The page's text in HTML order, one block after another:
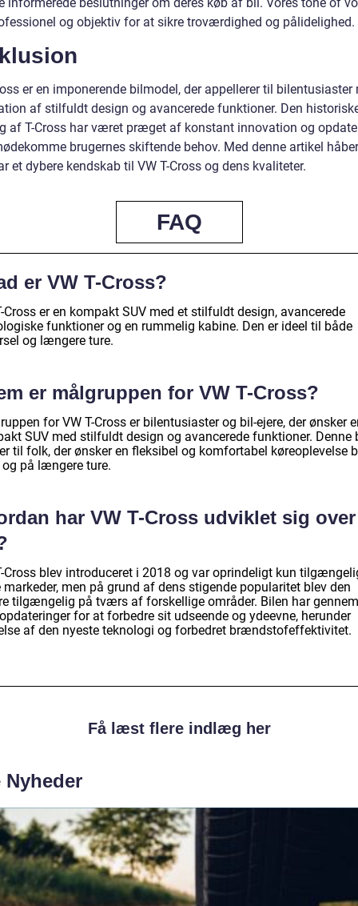
og objektiv for at sikre troværdighed og pålidelighed.
er en imponerende bilmodel, der appellerer til bilentusiaster
af stilfuldt design og avancerede funktioner. Den
af T-Cross har været præget af konstant innovation og
brugernes skiftende behov. Med denne artikel
et dybere kendskab til VW T-Cross og dens kvaliteter.
FAQ
er VW T-Cross?
Cross er en kompakt SUV med et stilfuldt design, avancerede
funktioner og en rummelig kabine. Den er ideel til både
og længere ture.
er målgruppen for VW T-Cross?
for VW T-Cross er bilentusiaster og bil-ejere, der ønsker
SUV med stilfuldt design og avancerede funktioner. Denne
til folk, der ønsker en fleksibel og komfortabel køreoplevelse
og på længere ture.
har VW T-Cross udviklet sig over
Cross blev introduceret i 2018 og var oprindeligt kun
markeder, men på grund af dens stigende popularitet blev den
tilgængelig på tværs af forskellige områder. Bilen har
for at forbedre sit udseende og ydeevne, herunder
af den nyeste teknologi og forbedret brændstofeffektivitet.
Få læst flere indlæg her
Nyheder